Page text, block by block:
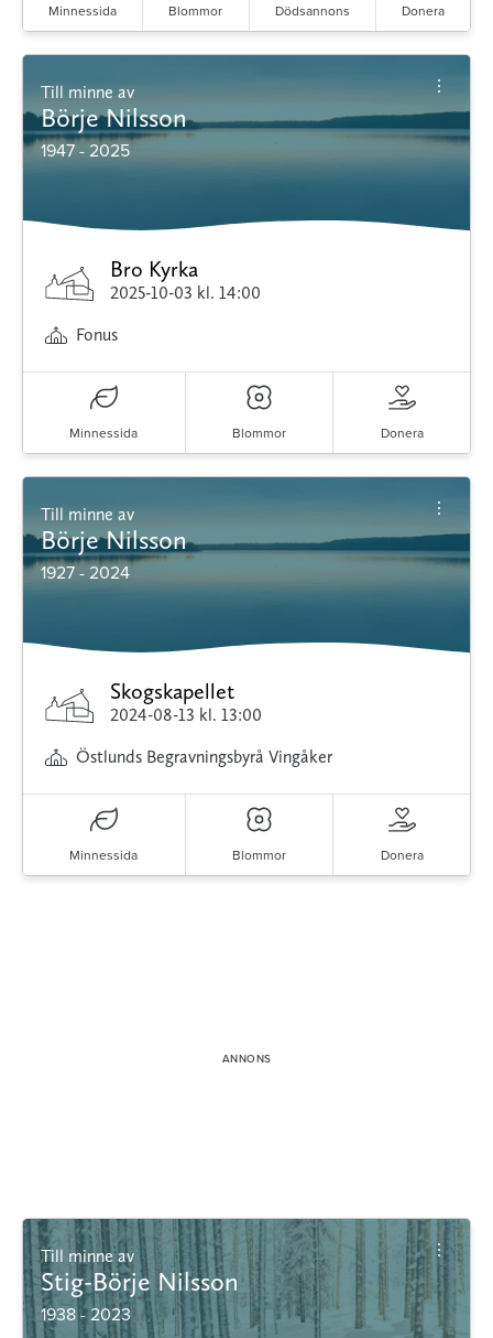
Minnessida Blommor Dödsannons Donera
Till minne av
Börje Nilsson
1947 - 2025
Bro Kyrka
2025-10-03 kl. 14:00
Fonus
Minnessida Blommor Donera
Till minne av
Börje Nilsson
1927 - 2024
Skogskapellet
2024-08-13 kl. 13:00
Östlunds Begravningsbyrå Vingåker
Minnessida Blommor Donera
Till minne av
Stig-Börje Nilsson
1938 - 2023